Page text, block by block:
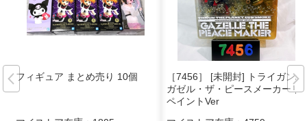
フィギュア まとめ売り 10個
［7456］ [未開封] トライガン/
ガゼル・ザ・ピースメーカーリ
ペイントVer